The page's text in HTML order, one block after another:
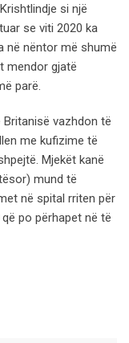
si një
se viti 2020 ka
në nëntor më shumë
mendor gjatë
parë.
vazhdon të
me kufizime të
Mjekët kanë
mund të
në spital rriten për
po përhapet në të